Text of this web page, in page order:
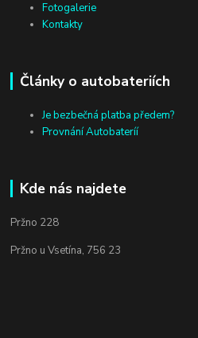
Fotogalerie
Kontakty
Články o autobateriích
Je bezbečná platba předem?
Provnání Autobateríí
Kde nás najdete
Pržno 228
Pržno u Vsetína, 756 23